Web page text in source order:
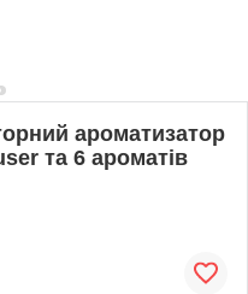
ароматизатор
та 6 ароматів